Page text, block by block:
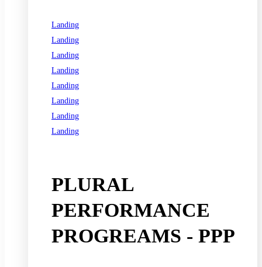
Landing
Landing
Landing
Landing
Landing
Landing
Landing
Landing
PLURAL
PERFORMANCE
PROGREAMS - PPP